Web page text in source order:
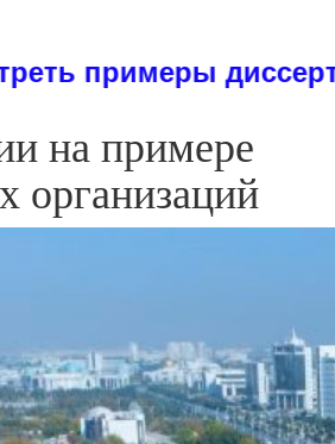
на примере
организаций